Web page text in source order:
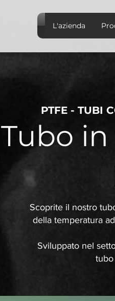
L'azienda
PTFE - TUBI
Tubo
Scoprite il nostro
della temperatura
Sviluppato nel